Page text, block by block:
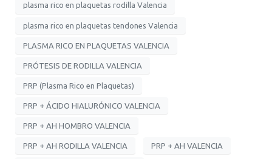
plasma rico en plaquetas rodilla Valencia
plasma rico en plaquetas tendones Valencia
PLASMA RICO EN PLAQUETAS VALENCIA
PRÓTESIS DE RODILLA VALENCIA
PRP (Plasma Rico en Plaquetas)
PRP + ÁCIDO HIALURÓNICO VALENCIA
PRP + AH HOMBRO VALENCIA
PRP + AH RODILLA VALENCIA PRP + AH VALENCIA